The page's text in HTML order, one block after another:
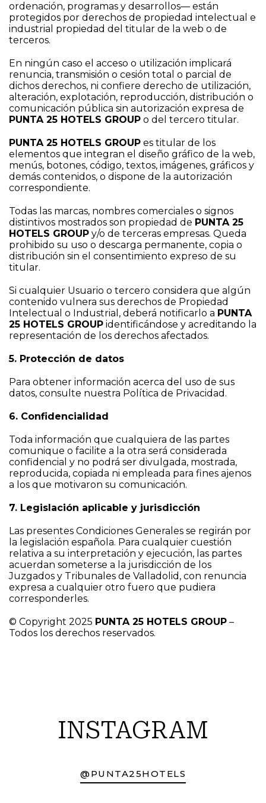
ordenación, programas y desarrollos— están
protegidos por derechos de propiedad intelectual e
industrial propiedad del titular de la web o de
terceros.
En ningún caso el acceso o utilización implicará
renuncia, transmisión o cesión total o parcial de
dichos derechos, ni confiere derecho de utilización,
alteración, explotación, reproducción, distribución o
comunicación pública sin autorización expresa de
PUNTA 25 HOTELS GROUP o del tercero titular.
PUNTA 25 HOTELS GROUP es titular de los
elementos que integran el diseño gráfico de la web,
menús, botones, código, textos, imágenes, gráficos y
demás contenidos, o dispone de la autorización
correspondiente.
Todas las marcas, nombres comerciales o signos
distintivos mostrados son propiedad de PUNTA 25
HOTELS GROUP y/o de terceras empresas. Queda
prohibido su uso o descarga permanente, copia o
distribución sin el consentimiento expreso de su
titular.
Si cualquier Usuario o tercero considera que algún
contenido vulnera sus derechos de Propiedad
Intelectual o Industrial, deberá notificarlo a PUNTA
25 HOTELS GROUP identificándose y acreditando la
representación de los derechos afectados.
5. Protección de datos
Para obtener información acerca del uso de sus
datos, consulte nuestra Política de Privacidad .
6. Confidencialidad
Toda información que cualquiera de las partes
comunique o facilite a la otra será considerada
confidencial y no podrá ser divulgada, mostrada,
reproducida, copiada ni empleada para fines ajenos
a los que motivaron su comunicación.
7. Legislación aplicable y jurisdicción
Las presentes Condiciones Generales se regirán por
la legislación española. Para cualquier cuestión
relativa a su interpretación y ejecución, las partes
acuerdan someterse a la jurisdicción de los
Juzgados y Tribunales de Valladolid, con renuncia
expresa a cualquier otro fuero que pudiera
corresponderles.
© Copyright 2025 PUNTA 25 HOTELS GROUP –
Todos los derechos reservados.
INSTAGRAM
@PUNTA25HOTELS